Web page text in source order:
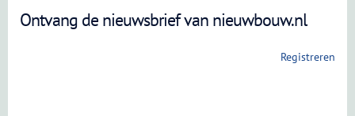
Ontvang de nieuwsbrief van nieuwbouw.nl
Registreren